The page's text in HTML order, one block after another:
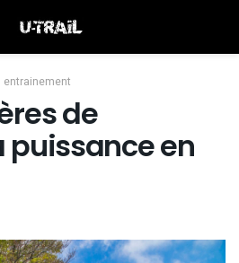
entrainement
de
en